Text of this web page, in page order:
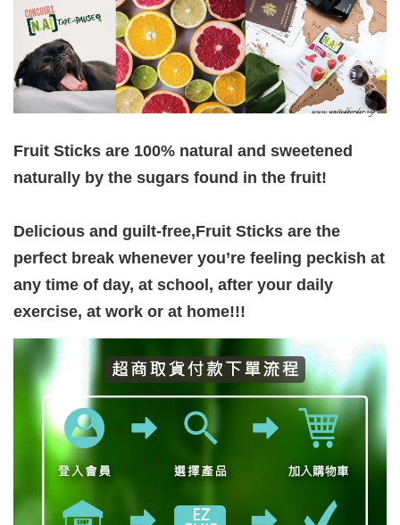
Fruit Sticks are 100% natural and sweetened
naturally by the sugars found in the fruit!
Delicious and guilt-free,Fruit Sticks are the
perfect break whenever you’re feeling peckish at
any time of day, at school, after your daily
exercise, at work or at home!!!